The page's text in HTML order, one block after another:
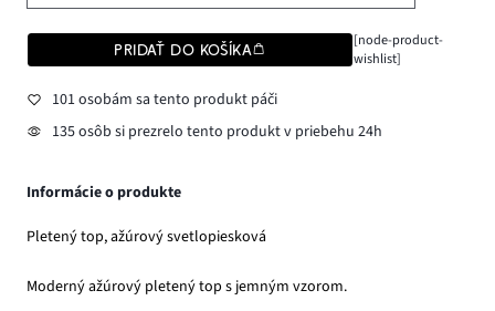
PRIDAŤ DO KOŠÍKA
[node-product-
wishlist]
101 osobám sa tento produkt páči
135 osôb si prezrelo tento produkt v priebehu 24h
Informácie o produkte
Pletený top, ažúrový svetlopiesková
Moderný ažúrový pletený top s jemným vzorom.